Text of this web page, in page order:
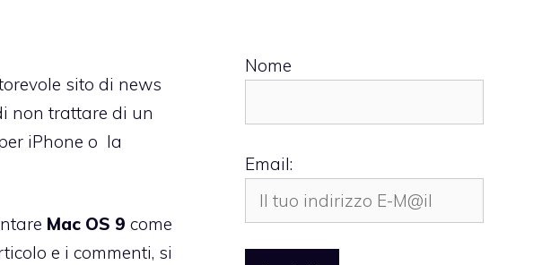
sito di news
non trattare di un
iPhone o la
Mac OS 9 come
e i commenti, si
Nome
Email: